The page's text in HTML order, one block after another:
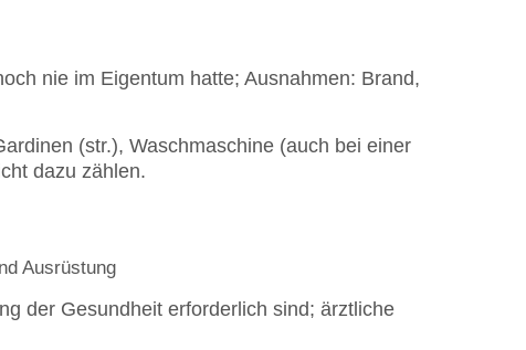
nie im Eigentum hatte; Ausnahmen: Brand,
(str.), Waschmaschine (auch bei einer
dazu zählen.
Ausrüstung
der Gesundheit erforderlich sind; ärztliche